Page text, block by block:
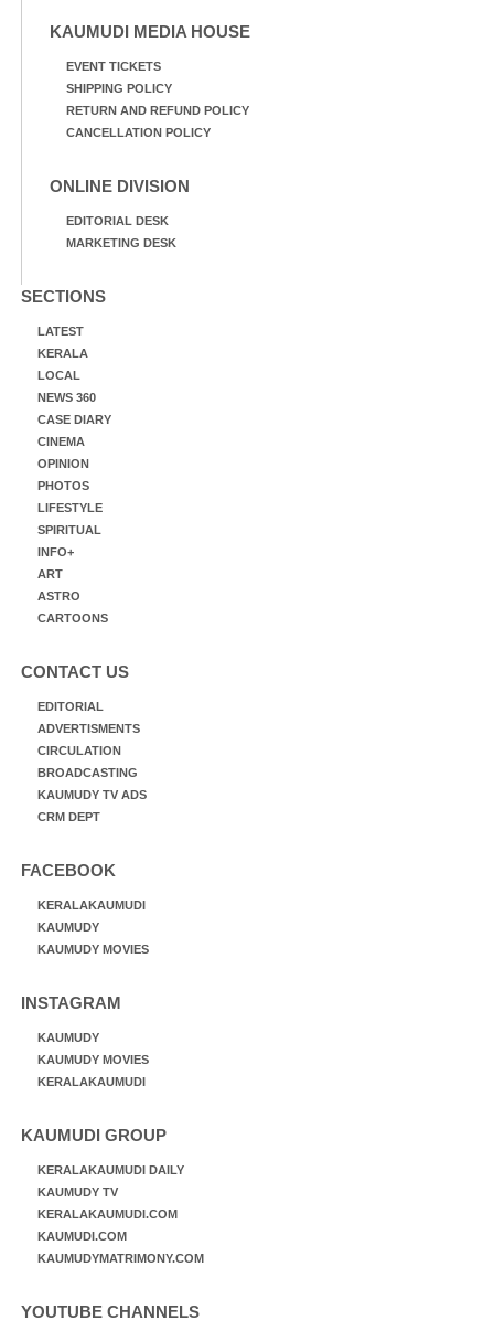
KAUMUDI MEDIA HOUSE
EVENT TICKETS
SHIPPING POLICY
RETURN AND REFUND POLICY
CANCELLATION POLICY
ONLINE DIVISION
EDITORIAL DESK
MARKETING DESK
SECTIONS
LATEST
KERALA
LOCAL
NEWS 360
CASE DIARY
CINEMA
OPINION
PHOTOS
LIFESTYLE
SPIRITUAL
INFO+
ART
ASTRO
CARTOONS
CONTACT US
EDITORIAL
ADVERTISMENTS
CIRCULATION
BROADCASTING
KAUMUDY TV ADS
CRM DEPT
FACEBOOK
KERALAKAUMUDI
KAUMUDY
KAUMUDY MOVIES
INSTAGRAM
KAUMUDY
KAUMUDY MOVIES
KERALAKAUMUDI
KAUMUDI GROUP
KERALAKAUMUDI DAILY
KAUMUDY TV
KERALAKAUMUDI.COM
KAUMUDI.COM
KAUMUDYMATRIMONY.COM
YOUTUBE CHANNELS